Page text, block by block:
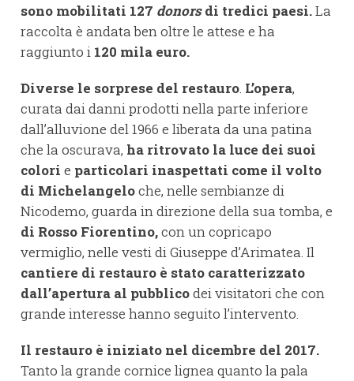
sono mobilitati 127 donorsdi tredici paesi.La
raccolta è andata ben oltre le attese e ha
raggiunto i 120 mila euro.
Diverse le sorprese del restauro. L’opera,
curata dai danni prodotti nella parte inferiore
dall’alluvione del 1966 e liberata da una patina
che la oscurava, ha ritrovato la luce dei suoi
colori e particolari inaspettati come il volto
di Michelangeloche, nelle sembianze di
Nicodemo, guarda in direzione della sua tomba, e
di Rosso Fiorentino,con un copricapo
vermiglio, nelle vesti di Giuseppe d’Arimatea. Il
cantiere di restauro è stato caratterizzato
dall’apertura al pubblicodei visitatori che con
grande interesse hanno seguito l’intervento.
Il restauro è iniziato nel dicembre del 2017.
Tanto la grande cornice lignea quanto la pala